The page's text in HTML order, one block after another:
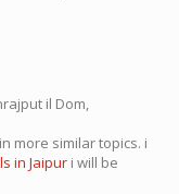
il Dom,
more similar topics. i
in Jaipur i will be